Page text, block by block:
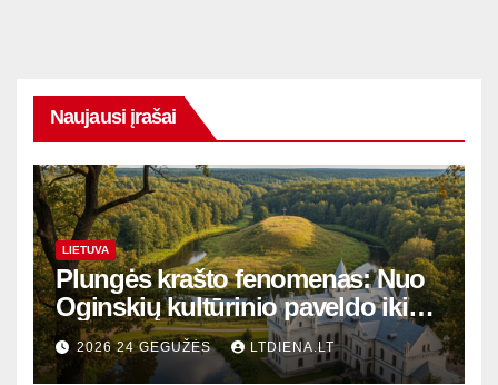
Naujausi įrašai
LIETUVA
Plungės krašto fenomenas: Nuo
Oginskių kultūrinio paveldo iki
Žemaitijos gamtos perlų
2026 24 GEGUŽĖS LTDIENA.LT